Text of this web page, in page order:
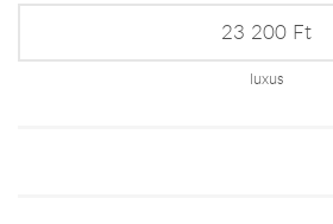
23 200 Ft
luxus